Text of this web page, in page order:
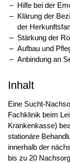
Hilfe bei der
Klärung der
der
Stärkung der
Aufbau und
Anbindung an
Inhalt
Eine Sucht-
Fachklinik beim
Krankenkasse)
stationäre
innerhalb der
bis zu 20